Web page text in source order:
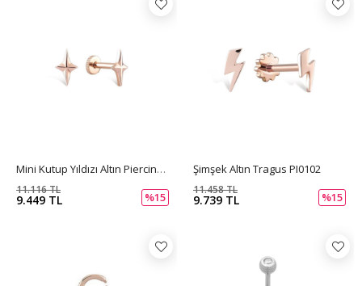
Mini Kutup Yıldızı Altın Piercing PI0103
9.449 TL
11.116 TL
%15
Şimşek Altın Tragus PI0102
9.739 TL
11.458 TL
%15